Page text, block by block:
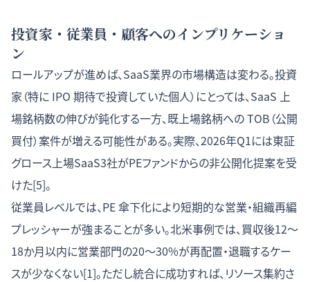
投資家・従業員・顧客へのインプリケーショ
ン
ロールアップが進めば、SaaS業界の市場構造は変わる。投資
家（特に IPO 期待で投資していた個人）にとっては、SaaS 上
場銘柄数の伸びが鈍化する一方、既上場銘柄への TOB（公開
買付）案件が増える可能性がある。実際、2026年Q1には東証
グロース上場SaaS3社がPEファンドからの非公開化提案を受
けた[5]。
従業員レベルでは、PE 傘下化により短期的な営業・組織再編
プレッシャーが強まることが多い。北米事例では、買収後12〜
18か月以内に営業部門の20〜30%が再配置・退職するケー
スが少なくない[1]。ただし統合に成功すれば、リソース集約さ